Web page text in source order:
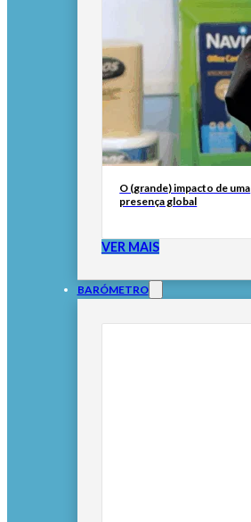
O (grande) impacto de uma
presença global
VER MAIS
BARÓMETRO